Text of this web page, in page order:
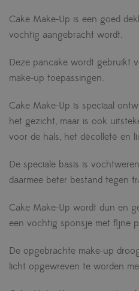
Cake Make-Up is een goed
vochtig aangebracht wordt.
Deze pancake wordt gebruikt
make-up toepassingen.
Cake Make-Up is speciaal
het gezicht, maar is ook
voor de hals, het décolleté en
De speciale basis is
daarmee beter bestand tegen
Cake Make-Up wordt dun en
een vochtig sponsje met fijne
De opgebrachte make-up
licht opgewreven te worden